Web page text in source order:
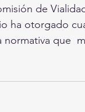
de
ha otorgado
que